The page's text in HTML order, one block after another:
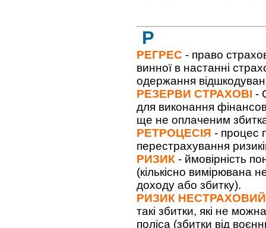
Р
РЕГРЕС - право
винної в настанні
одержання
РЕЗЕРВИ СТРАХОВІ -
для виконання
ще не оплаченим
РЕТРОЦЕСІЯ - процес
перестрахування
РИЗИК - ймовірність
(кількісно вимірювана
доходу або збитку).
РИЗИК НЕСТРАХОВИЙ
такі збитки, які не
поліса (збитки від